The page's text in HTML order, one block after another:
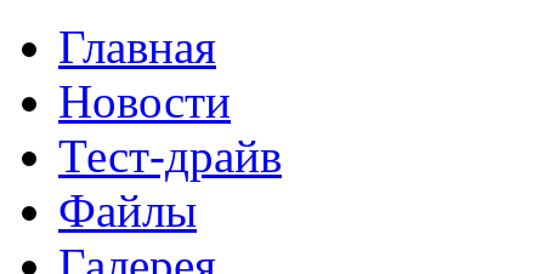
Главная
Новости
Тест-драйв
Файлы